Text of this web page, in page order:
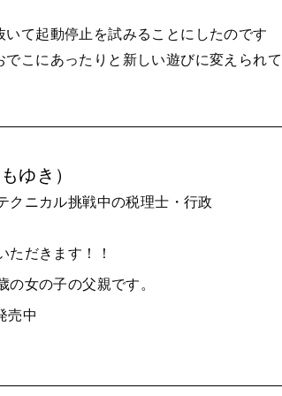
て起動停止を試みることにしたのです
こにあったりと新しい遊びに変えられて
ゆき）
クニカル挑戦中の税理士・行政
ただきます！！
の女の子の父親です。
売中